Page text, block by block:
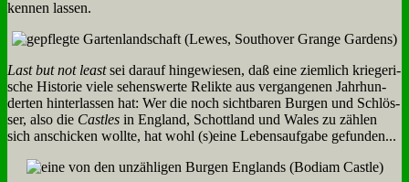
ken­nen las­sen.
Last but not leastsei dar­auf hin­ge­wie­sen, daß ei­ne ziem­lich krie­ge­ri­
sche Hi­sto­rie vie­le se­hens­wer­te Re­lik­te aus ver­gan­ge­nen Jahr­hun­
der­ten hin­ter­las­sen hat: Wer die noch sicht­ba­ren Bur­gen und Schlös­
ser, al­so die Cast­les in Eng­land, Schott­land und Wales zu zäh­len
sich an­schicken woll­te, hat wohl (s)eine Le­bens­auf­ga­be ge­fun­den...